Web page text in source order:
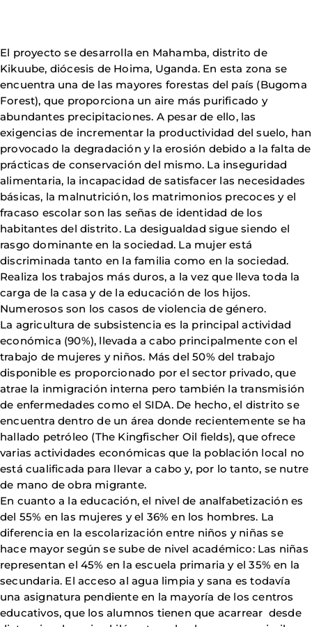
El proyecto se desarrolla en Mahamba, distrito de
Kikuube, diócesis de Hoima, Uganda. En esta zona se
encuentra una de las mayores forestas del país (Bugoma
Forest), que proporciona un aire más purificado y
abundantes precipitaciones. A pesar de ello, las
exigencias de incrementar la productividad del suelo, han
provocado la degradación y la erosión debido a la falta de
prácticas de conservación del mismo. La inseguridad
alimentaria, la incapacidad de satisfacer las necesidades
básicas, la malnutrición, los matrimonios precoces y el
fracaso escolar son las señas de identidad de los
habitantes del distrito. La desigualdad sigue siendo el
rasgo dominante en la sociedad. La mujer está
discriminada tanto en la familia como en la sociedad.
Realiza los trabajos más duros, a la vez que lleva toda la
carga de la casa y de la educación de los hijos.
Numerosos son los casos de violencia de género.
La agricultura de subsistencia es la principal actividad
económica (90%), llevada a cabo principalmente con el
trabajo de mujeres y niños. Más del 50% del trabajo
disponible es proporcionado por el sector privado, que
atrae la inmigración interna pero también la transmisión
de enfermedades como el SIDA. De hecho, el distrito se
encuentra dentro de un área donde recientemente se ha
hallado petróleo (The Kingfischer Oil fields), que ofrece
varias actividades económicas que la población local no
está cualificada para llevar a cabo y, por lo tanto, se nutre
de mano de obra migrante.
En cuanto a la educación, el nivel de analfabetización es
del 55% en las mujeres y el 36% en los hombres. La
diferencia en la escolarización entre niños y niñas se
hace mayor según se sube de nivel académico: Las niñas
representan el 45% en la escuela primaria y el 35% en la
secundaria. El acceso al agua limpia y sana es todavía
una asignatura pendiente en la mayoría de los centros
educativos, que los alumnos tienen que acarrear desde